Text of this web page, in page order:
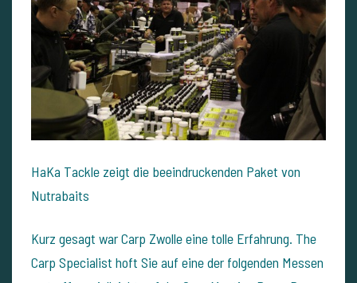
HaKa Tackle zeigt die beeindruckenden Paket von
Nutrabaits
Kurz gesagt war Carp Zwolle eine tolle Erfahrung. The
Carp Specialist hoft Sie auf eine der folgenden Messen